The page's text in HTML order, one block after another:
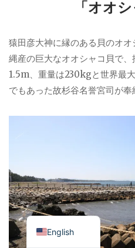
「オオ
猿田彦大神に縁のある貝のオ
縄産の巨大なオオシャコ貝で
1.5m、重量は230kgと世界最
でもあった故杉谷名誉宮司が奉
English
Japanese